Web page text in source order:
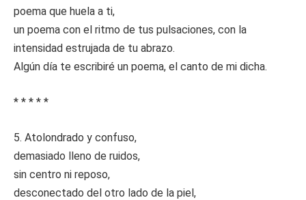
poema que huela a ti,
un poema con el ritmo de tus pulsaciones, con la
intensidad estrujada de tu abrazo.
Algún día te escribiré un poema, el canto de mi dicha.
* * * * *
5. Atolondrado y confuso,
demasiado lleno de ruidos,
sin centro ni reposo,
desconectado del otro lado de la piel,